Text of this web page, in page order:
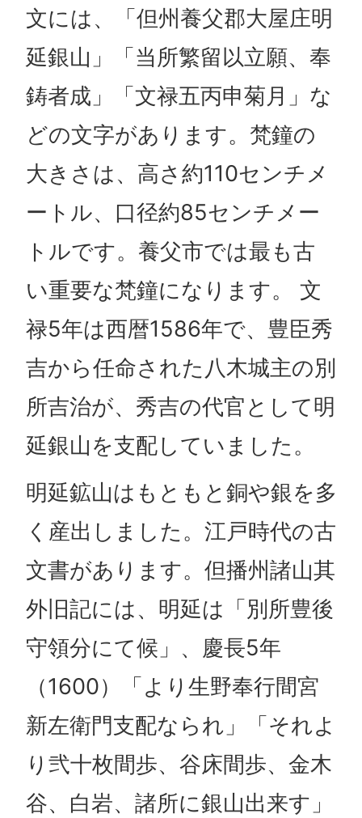
文には、「但州養父郡大屋庄明
延銀山」「当所繁留以立願、奉
鋳者成」「文禄五丙申菊月」な
どの文字があります。梵鐘の
大きさは、高さ約110センチメ
ートル、口径約85センチメー
トルです。養父市では最も古
い重要な梵鐘になります。 文
禄5年は西暦1586年で、豊臣秀
吉から任命された八木城主の別
所吉治が、秀吉の代官として明
延銀山を支配していました。
明延鉱山はもともと銅や銀を多
く産出しました。江戸時代の古
文書があります。但播州諸山其
外旧記には、明延は「別所豊後
守領分にて候」、慶長5年
（1600）「より生野奉行間宮
新左衛門支配なられ」「それよ
り弐十枚間歩、谷床間歩、金木
谷、白岩、諸所に銀山出来す」